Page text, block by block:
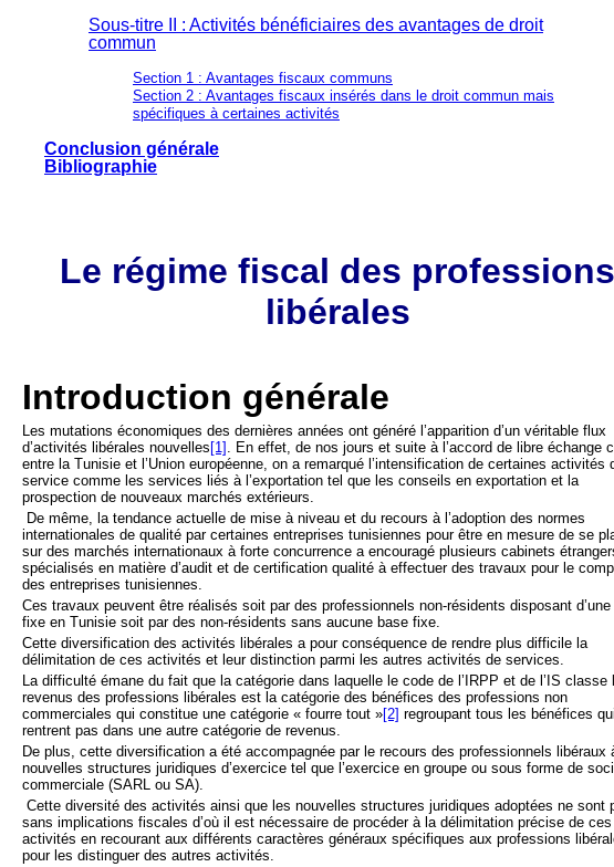
Sous-titre II : Activités bénéficiaires des avantages de droit
commun
Section 1 : Avantages fiscaux communs
Section 2 : Avantages fiscaux insérés dans le droit commun mais
spécifiques à certaines activités
Conclusion générale
Bibliographie
Le régime fiscal des professions
libérales
Introduction générale
Les mutations économiques des dernières années ont généré l’apparition d’un véritable flux
d’activités libérales nouvelles [1] . En effet, de nos jours et suite à l’accord de libre échange
entre la Tunisie et l’Union européenne, on a remarqué l’intensification de certaines activités
service comme les services liés à l’exportation tel que les conseils en exportation et la
prospection de nouveaux marchés extérieurs.
De même, la tendance actuelle de mise à niveau et du recours à l’adoption des normes
internationales de qualité par certaines entreprises tunisiennes pour être en mesure de se
sur des marchés internationaux à forte concurrence a encouragé plusieurs cabinets
spécialisés en matière d’audit et de certification qualité à effectuer des travaux pour le
des entreprises tunisiennes.
Ces travaux peuvent être réalisés soit par des professionnels non-résidents disposant
fixe en Tunisie soit par des non-résidents sans aucune base fixe.
Cette diversification des activités libérales a pour conséquence de rendre plus difficile la
délimitation de ces activités et leur distinction parmi les autres activités de services.
La difficulté émane du fait que la catégorie dans laquelle le code de l’IRPP et de l’IS classe
revenus des professions libérales est la catégorie des bénéfices des professions non
commerciales qui constitue une catégorie « fourre tout »[2] regroupant tous les bénéfices
rentrent pas dans une autre catégorie de revenus.
De plus, cette diversification a été accompagnée par le recours des professionnels libéraux
nouvelles structures juridiques d’exercice tel que l’exercice en groupe ou sous forme de
commerciale (SARL ou SA).
Cette diversité des activités ainsi que les nouvelles structures juridiques adoptées ne sont
sans implications fiscales d’où il est nécessaire de procéder à la délimitation précise de ces
activités en recourant aux différents caractères généraux spécifiques aux professions
pour les distinguer des autres activités.